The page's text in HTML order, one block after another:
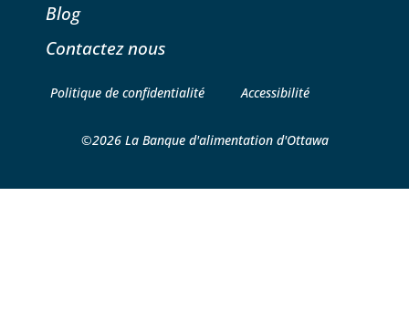
Blog
Contactez nous
©2026 La Banque d'alimentation d'Ottawa
Politique de confidentialité Accessibilité